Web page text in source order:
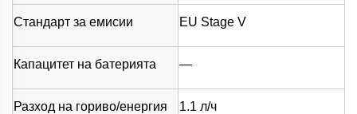
Стандарт за емисии EU Stage V
Капацитет на батерията —
Разход на гориво/енергия 1.1 л/ч